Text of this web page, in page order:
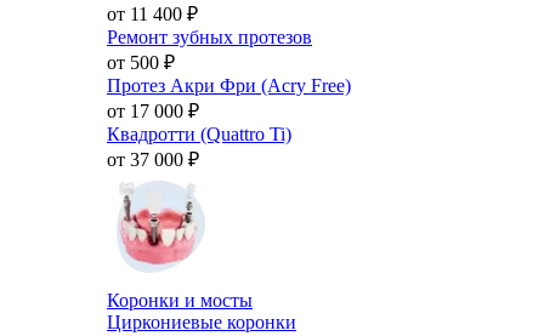
от 11 400 ₽
Ремонт зубных протезов
от 500 ₽
Протез Акри Фри (Acry Free)
от 17 000 ₽
Квадротти (Quattro Ti)
от 37 000 ₽
Коронки и мосты
Циркониевые коронки